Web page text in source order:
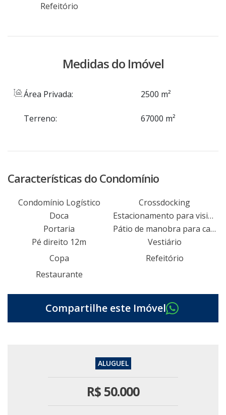
Disponível Internet, abastecimento de água
telefônica e linha de ônibus. Via pública
com um de nossos consultores.
Refeitório
Medidas do Imóvel
Área Privada: 2500 m²
Terreno: 67000 m²
Características do Condomínio
Condomínio Logístico
Crossdocking
Doca
Estacionamento para visitantes
Portaria
Pátio de manobra para caminhões e carretas
Pé direito 12m
Vestiário
Copa
Refeitório
Restaurante
R$ 50.000